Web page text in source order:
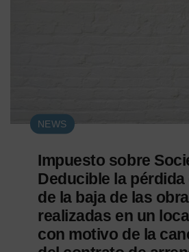
NEWS
Impuesto sobre
Deducible la
de la baja de las
realizadas en un
con motivo de la